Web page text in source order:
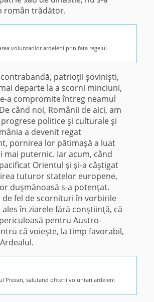
român trădător.
voluntarilor ardeleni prin fata regelui
patri­oţii şovinişti,
departe la a scorni minciuni,
a compromite întreg neamul
când noi, Românii de aici, am
politice şi culturale şi
a devenit regat
pornirea lor pătimaşă a luat
mai puternic. Iar acum, când
Orientul şi şi-a câş­tigat
tuturor state­lor europene,
duşmă­noasă s-a potenţat.
de fel de scorni­turi în vorbirile
în ziarele fără conştiinţă, că
pentru Austro-
că voieşte, la timp favorabil,
Prezan, salutand ofiterii voluntari ardeleni